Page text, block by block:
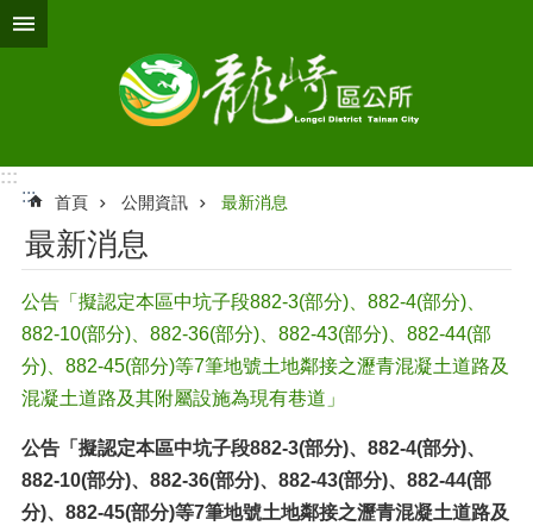
跳到主要內容區塊
:::
:::
首頁 公開資訊 最新消息
最新消息
公告「擬認定本區中坑子段882-3(部分)、882-4(部分)、
882-10(部分)、882-36(部分)、882-43(部分)、882-44(部
分)、882-45(部分)等7筆地號土地鄰接之瀝青混凝土道路及
混凝土道路及其附屬設施為現有巷道」
公告「擬認定本區中坑子段882-3(部分)、882-4(部分)、
882-10(部分)、882-36(部分)、882-43(部分)、882-44(部
分)、882-45(部分)等7筆地號土地鄰接之瀝青混凝土道路及